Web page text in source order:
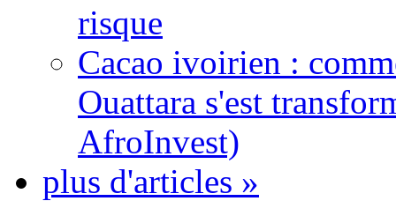
risque
Cacao ivoirien :
Ouattara s'est
AfroInvest)
plus d'articles »